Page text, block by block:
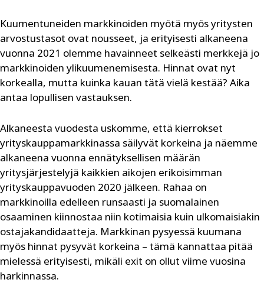
Kuumentuneiden markkinoiden myötä myös yritysten
arvostustasot ovat nousseet, ja erityisesti alkaneena
vuonna 2021 olemme havainneet selkeästi merkkejä jo
markkinoiden ylikuumenemisesta. Hinnat ovat nyt
korkealla, mutta kuinka kauan tätä vielä kestää? Aika
antaa lopullisen vastauksen.
Alkaneesta vuodesta uskomme, että kierrokset
yrityskauppamarkkinassa säilyvät korkeina ja näemme
alkaneena vuonna ennätyksellisen määrän
yritysjärjestelyjä kaikkien aikojen erikoisimman
yrityskauppavuoden 2020 jälkeen. Rahaa on
markkinoilla edelleen runsaasti ja suomalainen
osaaminen kiinnostaa niin kotimaisia kuin ulkomaisiakin
ostajakandidaatteja. Markkinan pysyessä kuumana
myös hinnat pysyvät korkeina – tämä kannattaa pitää
mielessä erityisesti, mikäli exit on ollut viime vuosina
harkinnassa.